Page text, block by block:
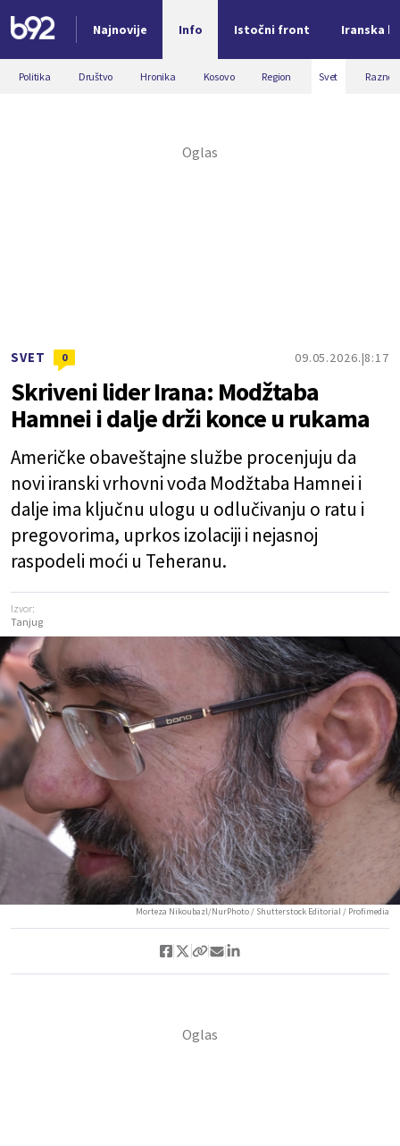
Najnovije Info Istočni front Iranska
Nova vest
Politika Društvo Hronika Kosovo Region Svet Razno
SVET 0 09.05.2026. 8:17
Skriveni lider Irana: Modžtaba
Hamnei i dalje drži konce u rukama
Američke obaveštajne službe procenjuju da
novi iranski vrhovni vođa Modžtaba Hamnei i
dalje ima ključnu ulogu u odlučivanju o ratu i
pregovorima, uprkos izolaciji i nejasnoj
raspodeli moći u Teheranu.
Izvor:
Tanjug
Morteza Nikoubazl/NurPhoto / Shutterstock Editorial / Profimedia